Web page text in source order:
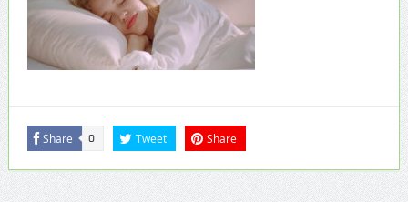
Share 0 Tweet Share